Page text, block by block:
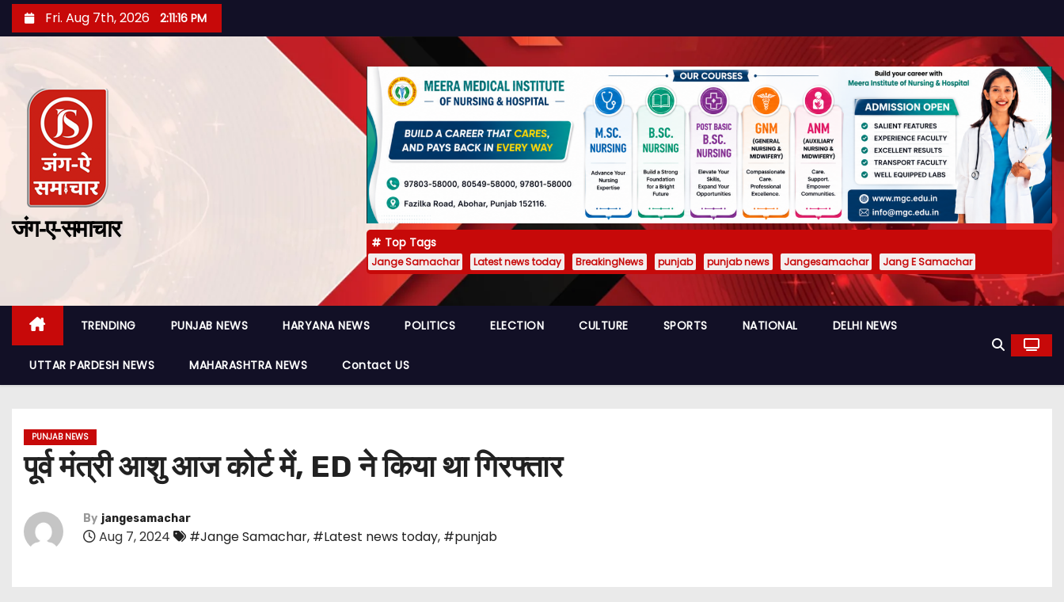
Fri. Aug 7th, 2026 2:11:17 PM
जंग-ए-समाचार
Top Tags
Jange Samachar Latest news today BreakingNews punjab punjab news Jangesamachar Jang E Samachar
TRENDING PUNJAB NEWS HARYANA NEWS POLITICS ELECTION CULTURE SPORTS NATIONAL DELHI NEWS
UTTAR PARDESH NEWS MAHARASHTRA NEWS Contact US
PUNJAB NEWS
पूर्व मंत्री आशु आज कोर्ट में, ED ने किया था गिरफ्तार
By jangesamachar
Aug 7, 2024 #Jange Samachar, #Latest news today, #punjab